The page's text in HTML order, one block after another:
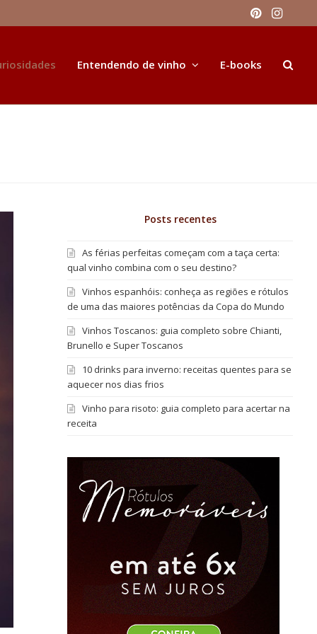
Entendendo de vinho E-books
Posts recentes
As férias perfeitas começam com a taça certa:
qual vinho combina com o seu destino?
Vinhos espanhóis: conheça as regiões e rótulos
de uma das maiores potências da Copa do Mundo
Vinhos Toscanos: guia completo sobre Chianti,
Brunello e Super Toscanos
10 drinks para inverno: receitas quentes para se
aquecer nos dias frios
Vinho para risoto: guia completo para acertar na
receita